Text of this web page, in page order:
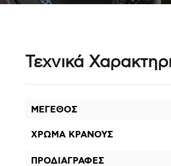
Τεχνικά
ΜΕΓΕΘΟΣ
ΧΡΩΜΑ ΚΡΑΝΟΥΣ
ΠΡΟΔΙΑΓΡΑΦΕΣ